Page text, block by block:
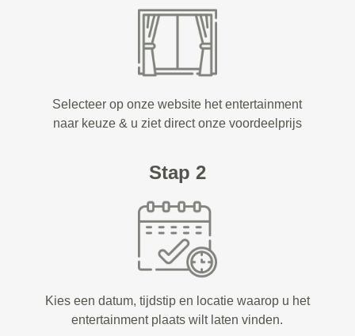
Selecteer op onze website het entertainment
naar keuze & u ziet direct onze voordeelprijs
Stap 2
Kies een datum, tijdstip en locatie waarop u het
entertainment plaats wilt laten vinden.